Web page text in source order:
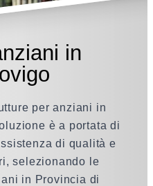
in
per anziani in
è a portata di
di qualità e
selezionando le
in Provincia di